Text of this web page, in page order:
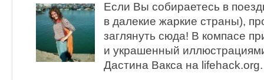
Если Вы собираетесь в
в далекие жаркие страны),
заглянуть сюда! В компасе
и украшенный
Дастина Вакса на lifehack.org.